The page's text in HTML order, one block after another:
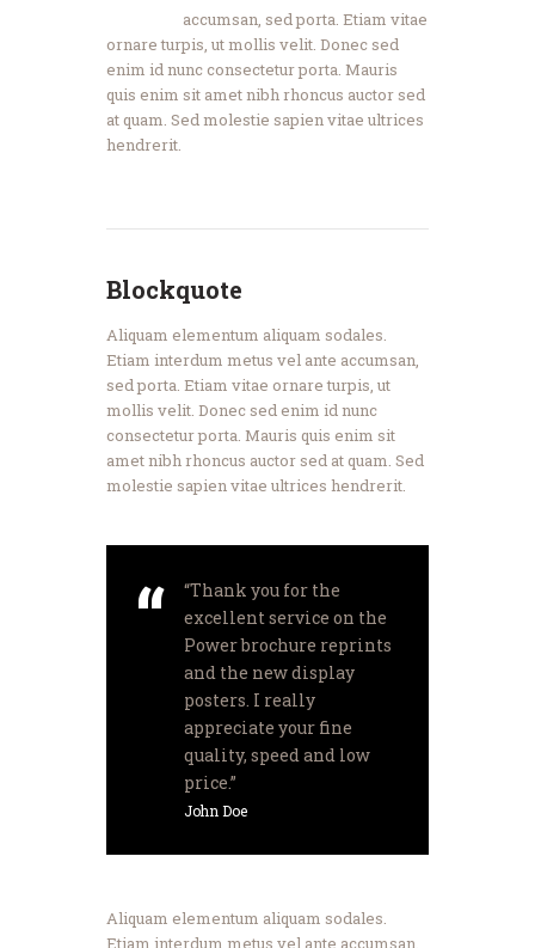
accumsan, sed porta. Etiam vitae
ornare turpis, ut mollis velit. Donec sed
enim id nunc consectetur porta. Mauris
quis enim sit amet nibh rhoncus auctor sed
at quam. Sed molestie sapien vitae ultrices
hendrerit.
Blockquote
Aliquam elementum aliquam sodales.
Etiam interdum metus vel ante accumsan,
sed porta. Etiam vitae ornare turpis, ut
mollis velit. Donec sed enim id nunc
consectetur porta. Mauris quis enim sit
amet nibh rhoncus auctor sed at quam. Sed
molestie sapien vitae ultrices hendrerit.
“Thank you for the
excellent service on the
Power brochure reprints
and the new display
posters. I really
appreciate your fine
quality, speed and low
price.”
John Doe
Aliquam elementum aliquam sodales.
Etiam interdum metus vel ante accumsan,